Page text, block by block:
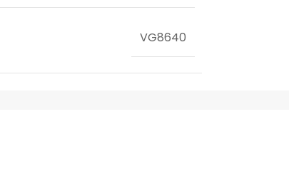
VG8640